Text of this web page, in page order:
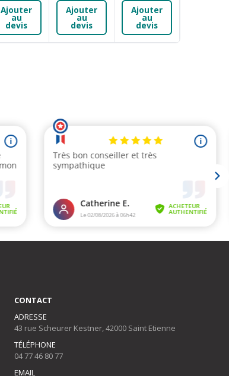
Ajouter
au
devis
Ajouter
au
devis
Ajouter
au
devis
CONTACT
ADRESSE
43 rue Scheurer Kestner, 42000 Saint Etienne
TÉLÉPHONE
04 77 46 80 77
EMAIL